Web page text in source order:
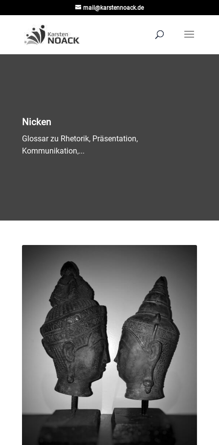
mail@karstennoack.de
Nicken
Glossar zu Rhetorik, Präsentation,
Kommunikation,...